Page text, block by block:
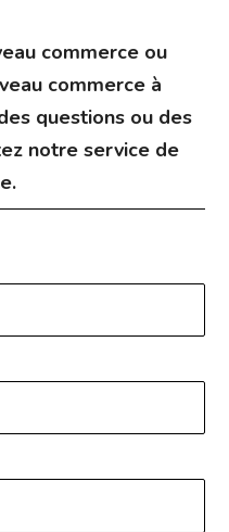
commerce ou
commerce à
questions ou des
notre service de